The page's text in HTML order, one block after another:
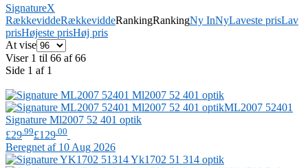
SignatureX
RækkeviddeRækkeviddeRankingRankingNy InNyLaveste prisLav
prisHøjeste prisHøj pris
At vise
Viser 1 til 66 af 66
Side 1 af 1
ML2007 52401
Signature Ml2007 52 401 optik
£29 .99£129 .00
Beregnet af 10 Aug 2026